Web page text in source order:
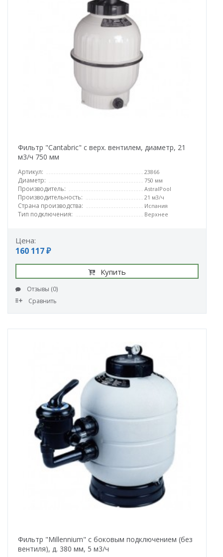
Фильтр "Cantabric" с верх. вентилем, диаметр, 21
м3/ч 750 мм
Артикул: 23866
Диаметр: 750 мм
Производитель: AstralPool
Производительность: 21 м3/ч
Страна производства: Испания
Тип подключения: Верхнее
Цена:
160 117 ₽
Купить
Отзывы (0)
Сравнить
Фильтр "Millennium" с боковым подключением (без
вентиля), д. 380 мм, 5 м3/ч